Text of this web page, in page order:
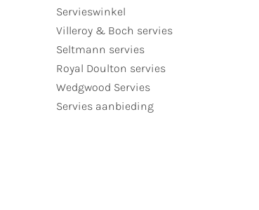
Servieswinkel
Villeroy & Boch servies
Seltmann servies
Royal Doulton servies
Wedgwood Servies
Servies aanbieding